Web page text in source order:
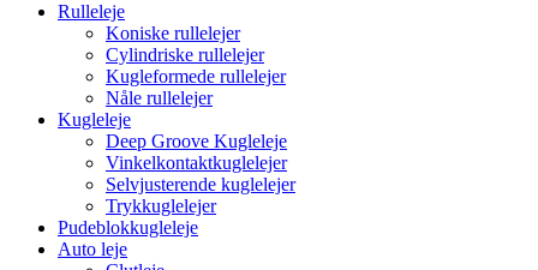
Rulleleje
Koniske rullelejer
Cylindriske rullelejer
Kugleformede rullelejer
Nåle rullelejer
Kugleleje
Deep Groove Kugleleje
Vinkelkontaktkuglelejer
Selvjusterende kuglelejer
Trykkuglelejer
Pudeblokkugleleje
Auto leje